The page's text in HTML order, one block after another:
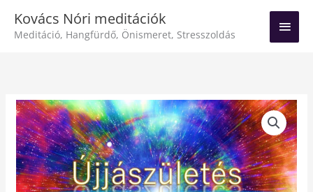
content
Kovács Nóri meditációk
Meditáció, Hangfürdő, Önismeret, Stresszoldás
Main
Újjászületés
meditáció
2020.07.21-
i
felvétel
mennyiség